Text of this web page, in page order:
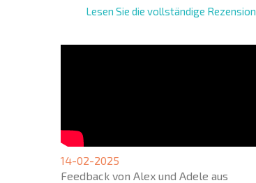
Lesen Sie die vollständige Rezension
14-02-2025
Feedback von Alex und Adele aus